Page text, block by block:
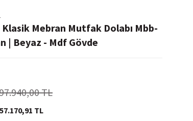
Mebran Mutfak Dolabı Mbb-
| Beyaz - Mdf Gövde
TL
57.170,91 TL